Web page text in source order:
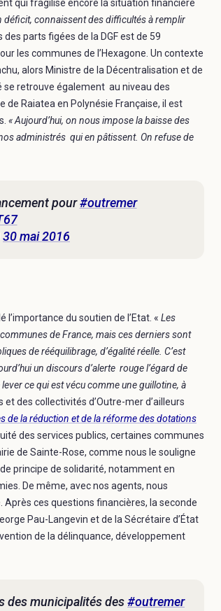
qui fragilise encore la situation financière
déficit, connaissent des difficultés à remplir
parts figées de la DGF est de 59
les communes de l’Hexagone. Un contexte
alors Ministre de la Décentralisation et de
se retrouve également au niveau des
de Raiatea en Polynésie Française, il est
« Aujourd’hui, on nous impose la baisse des
administrés qui en pâtissent. On refuse de
pour#outremer
30 mai 2016
l’importance du soutien de l’Etat. « Les
de France, mais ces derniers sont
de rééquilibrage, d’égalité réelle. C’est
un discours d’alerte rouge l’égard de
ce qui est vécu comme une guillotine, à
et des collectivités d’Outre-mer d’ailleurs
de la réduction et de la réforme des dotations
des services publics, certaines communes
de Sainte-Rose, comme nous le souligne
principe de solidarité, notamment en
De même, avec nos agents, nous
ces questions financières, la seconde
Pau-Langevin et de la Sécrétaire d’État
de la délinquance, développement
des municipalités des#outremer